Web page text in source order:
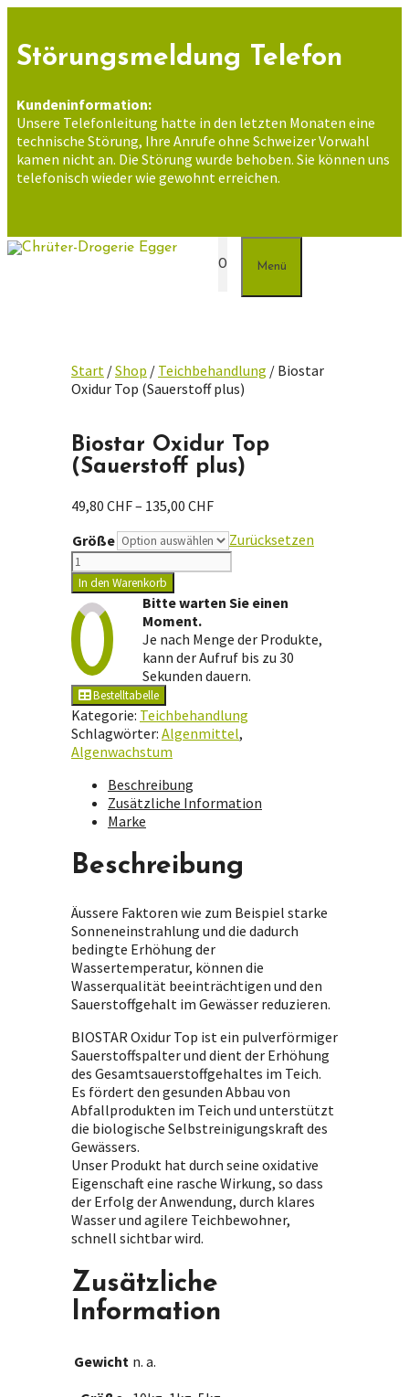
springen
Störungsmeldung Telefon
Kundeninformation:
Unsere Telefonleitung hatte in den letzten Monaten eine
technische Störung, Ihre Anrufe ohne Schweizer Vorwahl
kamen nicht an. Die Störung wurde behoben. Sie können uns
telefonisch wieder wie gewohnt erreichen.
0 Menü
Start /Shop / Teichbehandlung / Biostar
Oxidur Top (Sauerstoff plus)
Biostar Oxidur Top
(Sauerstoff plus)
49,80 CHF– 135,00 CHFPreisspanne:
bis
135,00 CHF
Größe
Zurücksetzen
Biostar
Oxidur
Top
(Sauerstoff
plus)
Menge
In den Warenkorb
Bitte warten Sie einen
Moment.
Je nach Menge der Produkte,
kann der Aufruf bis zu 30
Sekunden dauern.
Bestelltabelle
Kategorie: Teichbehandlung
Schlagwörter: Algenmittel,
Algenwachstum
Beschreibung
Zusätzliche Information
Marke
Beschreibung
Äussere Faktoren wie zum Beispiel starke
Sonneneinstrahlung und die dadurch
bedingte Erhöhung der
Wassertemperatur, können die
Wasserqualität beeinträchtigen und den
Sauerstoffgehalt im Gewässer reduzieren.
BIOSTAR Oxidur Top ist ein pulverförmiger
Sauerstoffspalter und dient der Erhöhung
des Gesamtsauerstoffgehaltes im Teich.
Es fördert den gesunden Abbau von
Abfallprodukten im Teich und unterstützt
die biologische Selbstreinigungskraft des
Gewässers.
Unser Produkt hat durch seine oxidative
Eigenschaft eine rasche Wirkung, so dass
der Erfolg der Anwendung, durch klares
Wasser und agilere Teichbewohner,
schnell sichtbar wird.
Zusätzliche
Information
Gewicht n. a.